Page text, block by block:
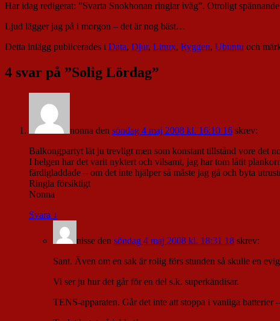
Har idag redigerat: ”Svarta Snokhonan ringlar iväg”. Otroligt
Ljud lägger jag på i morgon – det är nog bäst…
Detta inlägg publicerades i Data, Djur, Linux, Ryggen, Ubuntu och
4 svar på ”Solig Lördag”
nonna den söndag 4 maj 2008 kl. 16:10 16 skrev:
Balkongpartyt lät ju trevligt men som konstant tillstånd vore det
I helgen har det varit nyktert och vilsamt, jag har tom låtit
färdigladdade – om det inte hjälper så måste jag gå och byta
Ringla försiktigt
Nonna
Svara ↓
nisse den söndag 4 maj 2008 kl. 18:31 18 skrev:
Sant. Även om en sak är rolig förs stunden så skulle en
Vi ser ju hur det går för en del s.k. superkändisar.
TENS-apparaten. Går det inte att stoppa i vanliga batterier